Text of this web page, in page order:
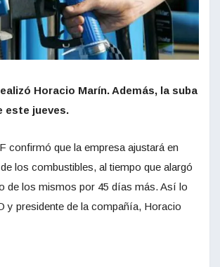
Horacio Marín. Además, la suba
este jueves.
confirmó que la empresa ajustará en
los combustibles, al tiempo que alargó
de los mismos por 45 días más. Así lo
y presidente de la compañía, Horacio